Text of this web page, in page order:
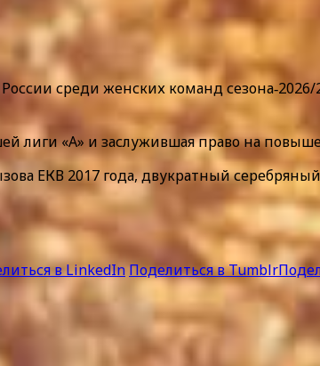
среди женских команд сезона‑2026/
«А» и заслужившая право на
ЕКВ 2017 года, двукратный
в LinkedInПоделиться в Tumblr